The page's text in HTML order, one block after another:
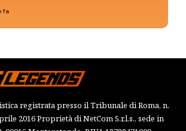
fa
registrata presso il Tribunale di Roma, n.
2016 Proprietà di NetCom S.r.l.s., sede in